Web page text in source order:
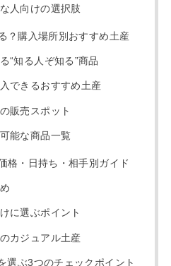
人向けの選択肢
？購入場所別おすすめ土産
“知る人ぞ知る”商品
できるおすすめ土産
販売スポット
能な商品一覧
格・日持ち・相手別ガイド
に選ぶポイント
カジュアル土産
選ぶ3つのチェックポイント